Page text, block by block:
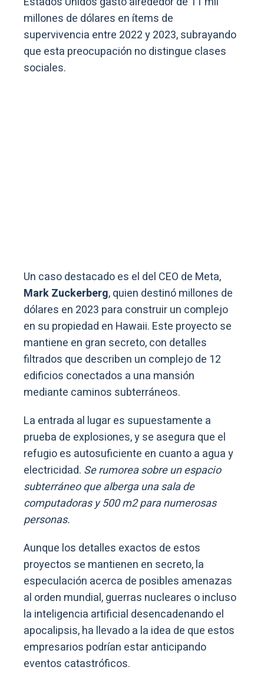
millones de dólares en ítems de
supervivencia entre 2022 y 2023, subrayando
que esta preocupación no distingue clases
sociales.
Un caso destacado es el del CEO de Meta,
Mark Zuckerberg, quien destinó millones de
dólares en 2023 para construir un complejo
en su propiedad en Hawaii. Este proyecto se
mantiene en gran secreto, con detalles
filtrados que describen un complejo de 12
edificios conectados a una mansión
mediante caminos subterráneos.
La entrada al lugar es supuestamente a
prueba de explosiones, y se asegura que el
refugio es autosuficiente en cuanto a agua y
electricidad. Se rumorea sobre un espacio
subterráneo que alberga una sala de
computadoras y 500 m2 para numerosas
personas.
Aunque los detalles exactos de estos
proyectos se mantienen en secreto, la
especulación acerca de posibles amenazas
al orden mundial, guerras nucleares o incluso
la inteligencia artificial desencadenando el
apocalipsis, ha llevado a la idea de que estos
empresarios podrían estar anticipando
eventos catastróficos.